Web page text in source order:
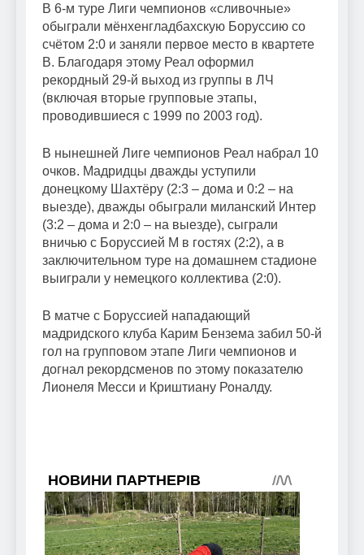
В 6-м туре Лиги чемпионов «сливочные»
обыграли мёнхенгладбахскую Боруссию со
счётом 2:0 и заняли первое место в квартете
B. Благодаря этому Реал оформил
рекордный 29-й выход из группы в ЛЧ
(включая вторые групповые этапы,
проводившиеся с 1999 по 2003 год).
В нынешней Лиге чемпионов Реал набрал 10
очков. Мадридцы дважды уступили
донецкому Шахтёру (2:3 – дома и 0:2 – на
выезде), дважды обыграли миланский Интер
(3:2 – дома и 2:0 – на выезде), сыграли
вничью с Боруссией М в гостях (2:2), а в
заключительном туре на домашнем стадионе
выиграли у немецкого коллектива (2:0).
В матче с Боруссией нападающий
мадридского клуба Карим Бензема забил 50-й
гол на групповом этапе Лиги чемпионов и
догнал рекордсменов по этому показателю
Лионеля Месси и Криштиану Роналду.